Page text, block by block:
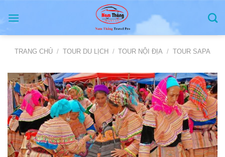
TRANG CHỦ / TOUR DU LỊCH / TOUR NỘI ĐỊA / TOUR SAPA